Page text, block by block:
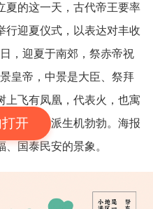
开
夏的这一天，古代帝王要率
行迎夏仪式，以表达对丰收
，迎夏于南郊，祭赤帝祝
皇帝，中景是大臣、祭拜
上飞有凤凰，代表火，也寓
农民，一派生机勃勃。海报
国泰民安的景象。